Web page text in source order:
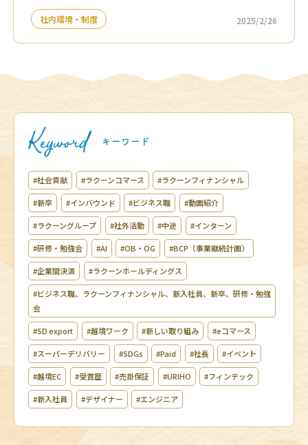
社内環境・制度 2025/2/26
#社会貢献 #ラクーンコマース #ラクーンフィナンシャル
#新卒 #インバウンド #ビジネス職 #動画紹介
#ラクーングループ #社外活動 #中途 #インターン
#研修・勉強会 #AI #OB・OG #BCP（事業継続計画）
#企業間決済 #ラクーンホールディングス
#ビジネス職、ラクーンフィナンシャル、新入社員、新卒、研修・勉強
会
#SD export #越境ワーク #新しい取り組み #eコマース
#スーパーデリバリー #SDGs #Paid #社長 #イベント
#越境EC #受賞歴 #売掛保証 #URIHO #フィンテック
#新入社員 #デザイナー #エンジニア